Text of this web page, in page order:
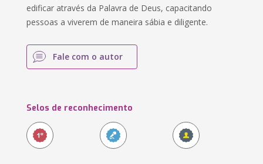
edificar através da Palavra de Deus, capacitando
pessoas a viverem de maneira sábia e diligente.
Fale com o autor
Selos de reconhecimento